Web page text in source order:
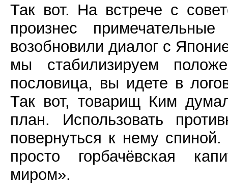
Так вот. На встрече с
произнес
возобновили диалог с
мы стабилизируем
пословица, вы идете в
Так вот, товарищ Ким
план. Использовать
повернуться к нему
просто горбачёвская
миром».